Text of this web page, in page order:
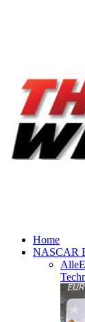
Home
NASCAR
Alle